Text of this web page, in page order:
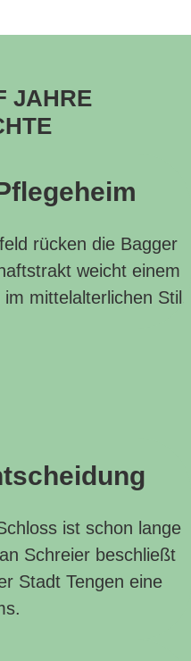
JAHRE
rücken die Bagger
weicht einem
mittelalterlichen Stil.
ist schon lange
Schreier beschließt
Stadt Tengen eine